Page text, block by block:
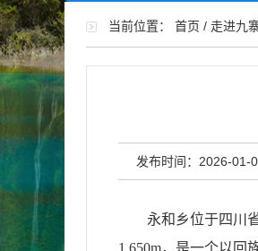
当前位置： 首页 / 走进九
发布时间：2026-01-
永和乡位于四川